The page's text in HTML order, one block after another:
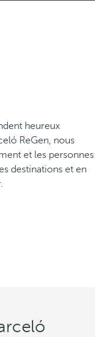
heureux
ReGen, nous
et les personnes
destinations et en